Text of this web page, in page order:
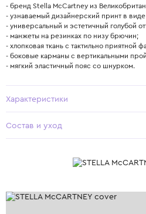
- бренд Stella McCartney из
- узнаваемый дизайнерский принт в
- универсальный и эстетичный голубой
- манжеты на резинках по низу брючин;
- хлопковая ткань с тактильно приятной
- боковые карманы с вертикальными
- мягкий эластичный пояс со шнурком.
Характеристики
Состав и уход